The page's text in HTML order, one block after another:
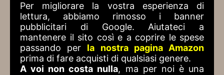
Per migliorare la vostra esperienza di
lettura, abbiamo rimosso i banner
pubblicitari di Google. Aiutateci a
mantenere il sito così e a coprire le spese
passando per la nostra pagina Amazon
prima di fare acquisti di qualsiasi genere.
A voi non costa nulla, ma per noi è una